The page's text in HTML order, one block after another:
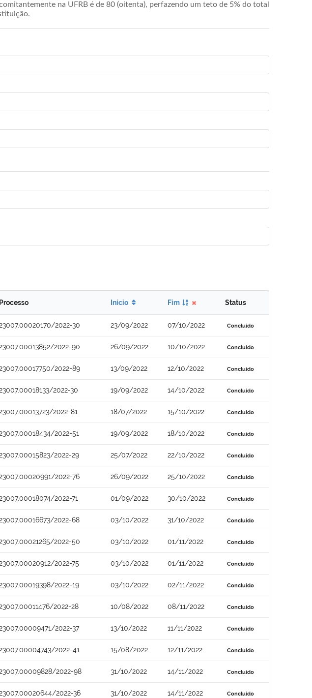
na UFRB é de 80 (oitenta), perfazendo um teto de 5% do total
Processo Início Fim Status
2022-30 23/09/2022 07/10/2022 Concluído
2022-90 26/09/2022 10/10/2022 Concluído
2022-89 13/09/2022 12/10/2022 Concluído
2022-30 19/09/2022 14/10/2022 Concluído
2022-81 18/07/2022 15/10/2022 Concluído
2022-51 19/09/2022 18/10/2022 Concluído
2022-29 25/07/2022 22/10/2022 Concluído
2022-76 26/09/2022 25/10/2022 Concluído
2022-71 01/09/2022 30/10/2022 Concluído
2022-68 03/10/2022 31/10/2022 Concluído
2022-50 03/10/2022 01/11/2022 Concluído
2022-75 03/10/2022 01/11/2022 Concluído
2022-19 03/10/2022 02/11/2022 Concluído
2022-28 10/08/2022 08/11/2022 Concluído
2022-37 13/10/2022 11/11/2022 Concluído
2022-41 15/08/2022 12/11/2022 Concluído
2022-98 31/10/2022 14/11/2022 Concluído
2022-36 31/10/2022 14/11/2022 Concluído